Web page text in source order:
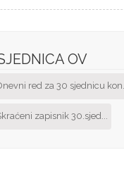
OV
red za 30 sjednicu kon...
zapisnik 30.sjed...